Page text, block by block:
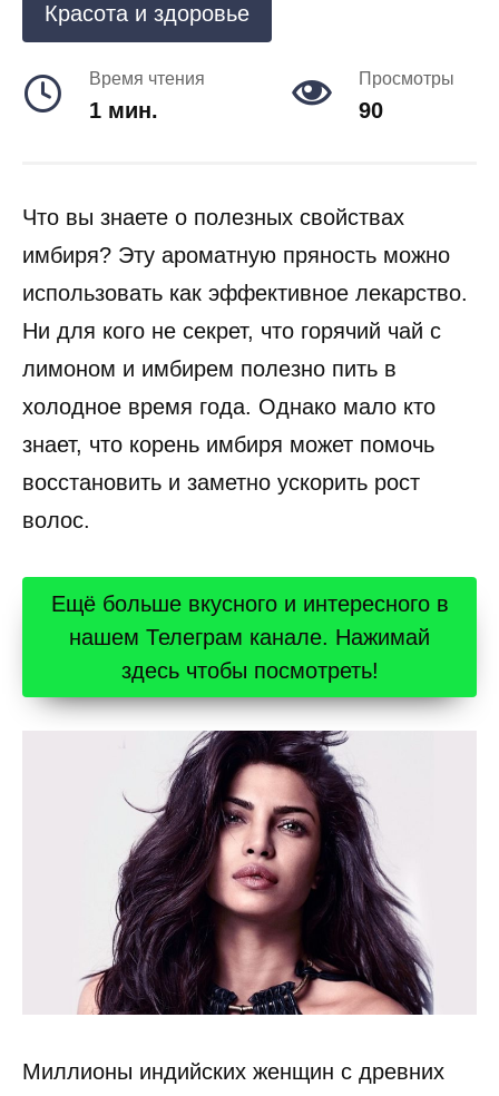
Красота и здоровье
Время чтения
1 мин.
Просмотры
90
Что вы знаете о полезных свойствах
имбиря? Эту ароматную пряность можно
использовать как эффективное лекарство.
Ни для кого не секрет, что горячий чай с
лимоном и имбирем полезно пить в
холодное время года. Однако мало кто
знает, что корень имбиря может помочь
восстановить и заметно ускорить рост
волос.
Ещё больше вкусного и интересного в
нашем Телеграм канале. Нажимай
здесь чтобы посмотреть!
Миллионы индийских женщин с древних